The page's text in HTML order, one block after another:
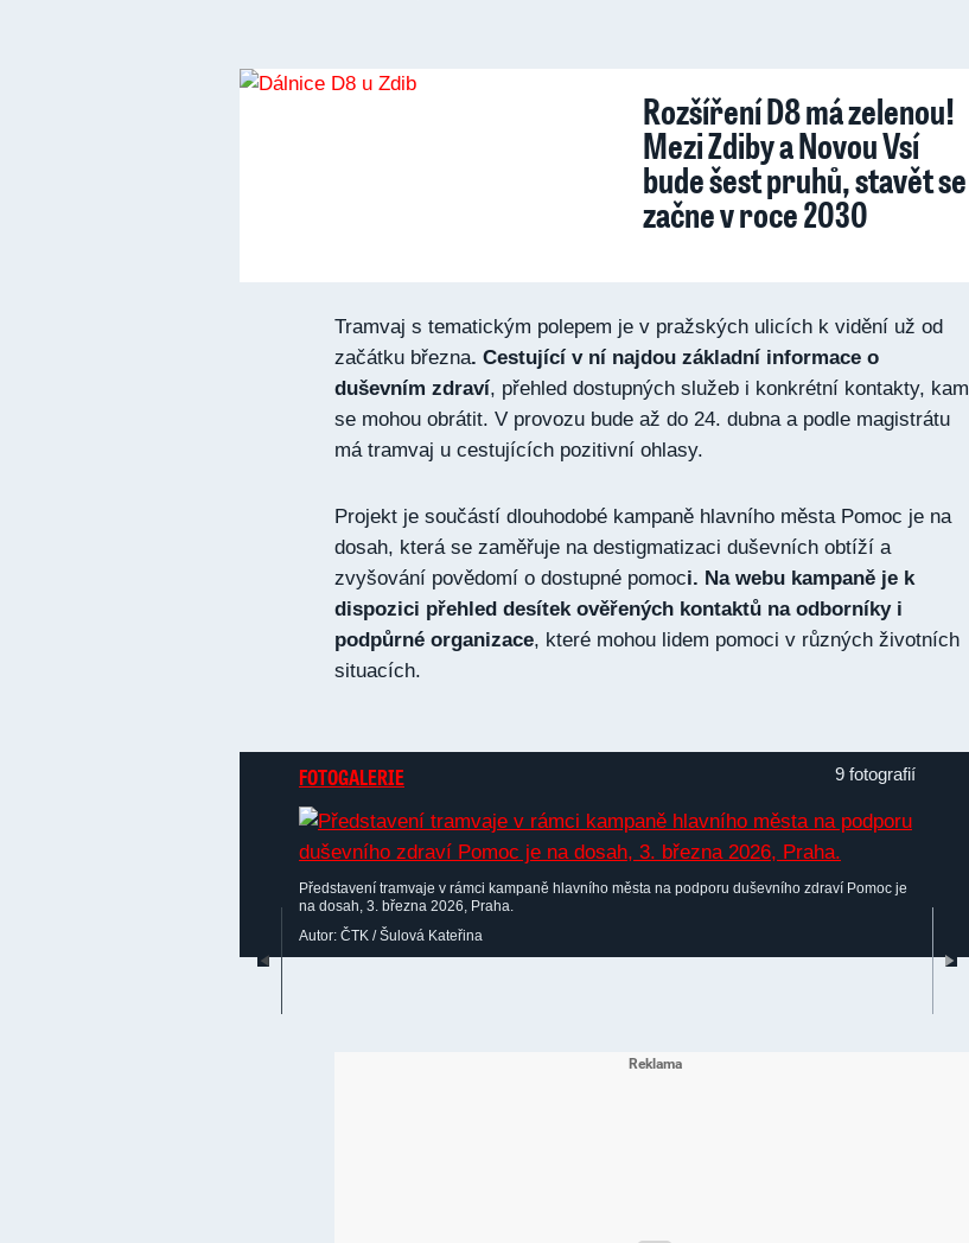
Rozšíření D8 má zelenou!
Mezi Zdiby a Novou Vsí
bude šest pruhů, stavět se
začne v roce 2030
Tramvaj s tematickým polepem je v pražských ulicích k vidění už od
začátku března. Cestující v ní najdou základní informace o
duševním zdraví, přehled dostupných služeb i konkrétní kontakty, kam
se mohou obrátit. V provozu bude až do 24. dubna a podle magistrátu
má tramvaj u cestujících pozitivní ohlasy.
Projekt je součástí dlouhodobé kampaně hlavního města Pomoc je na
dosah, která se zaměřuje na destigmatizaci duševních obtíží a
zvyšování povědomí o dostupné pomoci. Na webu kampaně je k
dispozici přehled desítek ověřených kontaktů na odborníky i
podpůrné organizace, které mohou lidem pomoci v různých životních
situacích.
FOTOGALERIE 9 fotografií
Představení tramvaje v rámci kampaně hlavního města na podporu duševního zdraví Pomoc je
na dosah, 3. března 2026, Praha.
Autor: ČTK / Šulová Kateřina